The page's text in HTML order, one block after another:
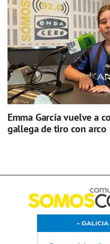
Emma García vuelve a
gallega de tiro con arco